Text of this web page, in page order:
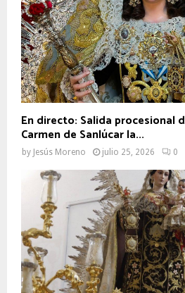
En directo: Salida procesional
Carmen de Sanlúcar la...
by Jesús Moreno julio 25, 2026 0